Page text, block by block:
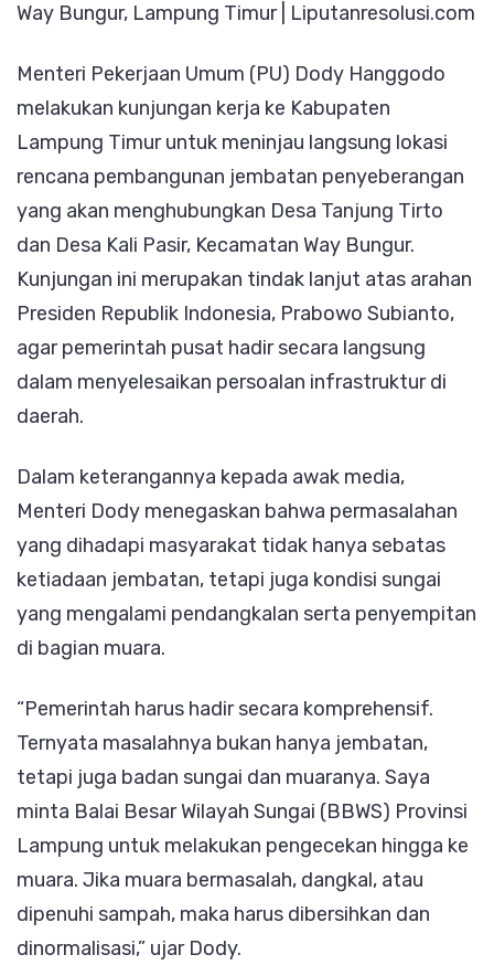
Tanjung
Perhatian
Way Bungur, Lampung Timur | Liputanresolusi.com
Menteri Pekerjaan Umum (PU) Dody Hanggodo
melakukan kunjungan kerja ke Kabupaten
Lampung Timur untuk meninjau langsung lokasi
rencana pembangunan jembatan penyeberangan
yang akan menghubungkan Desa Tanjung Tirto
dan Desa Kali Pasir, Kecamatan Way Bungur.
Kunjungan ini merupakan tindak lanjut atas arahan
Presiden Republik Indonesia, Prabowo Subianto,
agar pemerintah pusat hadir secara langsung
dalam menyelesaikan persoalan infrastruktur di
daerah.
Dalam keterangannya kepada awak media,
Menteri Dody menegaskan bahwa permasalahan
yang dihadapi masyarakat tidak hanya sebatas
ketiadaan jembatan, tetapi juga kondisi sungai
yang mengalami pendangkalan serta penyempitan
di bagian muara.
“Pemerintah harus hadir secara komprehensif.
Ternyata masalahnya bukan hanya jembatan,
tetapi juga badan sungai dan muaranya. Saya
minta Balai Besar Wilayah Sungai (BBWS) Provinsi
Lampung untuk melakukan pengecekan hingga ke
muara. Jika muara bermasalah, dangkal, atau
dipenuhi sampah, maka harus dibersihkan dan
dinormalisasi,” ujar Dody.